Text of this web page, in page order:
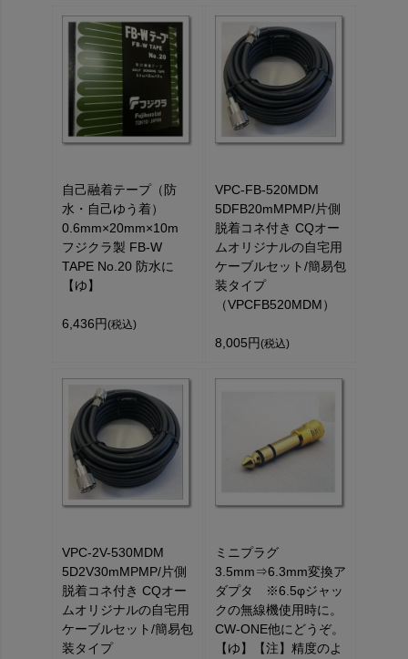
自己融着テープ（防
水・自己ゆう着）
0.6mm×20mm×10m
フジクラ製 FB-W
TAPE No.20 防水に
【ゆ】
6,436円 (税込)
VPC-FB-520MDM
5DFB20mMPMP/片側
脱着コネ付き CQオー
ムオリジナルの自宅用
ケーブルセット/簡易包
装タイプ
（VPCFB520MDM）
8,005円 (税込)
VPC-2V-530MDM
5D2V30mMPMP/片側
脱着コネ付き CQオー
ムオリジナルの自宅用
ケーブルセット/簡易包
装タイプ
ミニプラグ
3.5mm⇒6.3mm変換ア
ダプタ ※6.5φジャッ
クの無線機使用時に。
CW-ONE他にどうぞ。
【ゆ】【注】精度のよ